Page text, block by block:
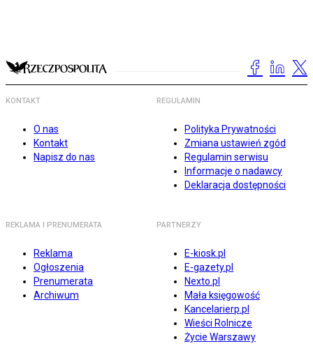
KONTAKT
O nas
Kontakt
Napisz do nas
REGULAMIN
Polityka Prywatności
Zmiana ustawień zgód
Regulamin serwisu
Informacje o nadawcy
Deklaracja dostępności
REKLAMA I PRENUMERATA
Reklama
Ogłoszenia
Prenumerata
Archiwum
PARTNERZY
E-kiosk.pl
E-gazety.pl
Nexto.pl
Mała księgowość
Kancelarierp.pl
Wieści Rolnicze
Życie Warszawy